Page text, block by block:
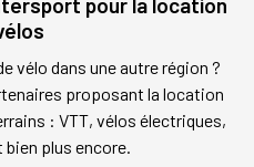
pour la location
vélo dans une autre région ?
proposant la location
: VTT, vélos électriques,
plus encore.